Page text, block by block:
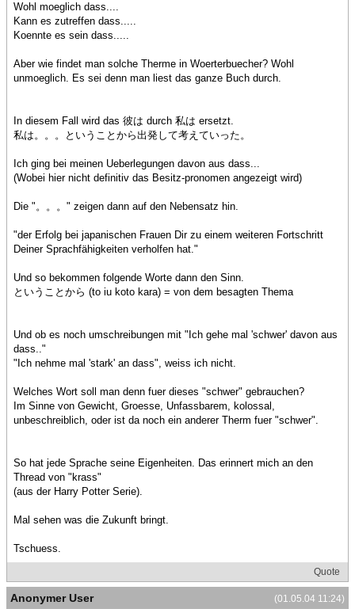
Wohl moeglich dass....
Kann es zutreffen dass.....
Koennte es sein dass.....
Aber wie findet man solche Therme in Woerterbuecher? Wohl
unmoeglich. Es sei denn man liest das ganze Buch durch.
In diesem Fall wird das 彼は durch 私は ersetzt.
私は。。。ということから出発して考えていった。
Ich ging bei meinen Ueberlegungen davon aus dass...
(Wobei hier nicht definitiv das Besitz-pronomen angezeigt wird)
Die "。。。" zeigen dann auf den Nebensatz hin.
"der Erfolg bei japanischen Frauen Dir zu einem weiteren Fortschritt
Deiner Sprachfähigkeiten verholfen hat."
Und so bekommen folgende Worte dann den Sinn.
ということから (to iu koto kara) = von dem besagten Thema
Und ob es noch umschreibungen mit "Ich gehe mal 'schwer' davon aus
dass.."
"Ich nehme mal 'stark' an dass", weiss ich nicht.
Welches Wort soll man denn fuer dieses "schwer" gebrauchen?
Im Sinne von Gewicht, Groesse, Unfassbarem, kolossal,
unbeschreiblich, oder ist da noch ein anderer Therm fuer "schwer".
So hat jede Sprache seine Eigenheiten. Das erinnert mich an den
Thread von "krass"
(aus der Harry Potter Serie).
Mal sehen was die Zukunft bringt.
Tschuess.
Quote
(01.05.04 11:24)
Anonymer User